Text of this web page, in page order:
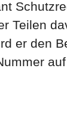
Teilen
er den